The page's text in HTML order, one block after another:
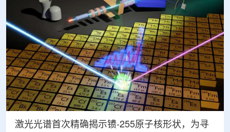
激光光谱首次精确揭示镄-255原子核形状，为寻